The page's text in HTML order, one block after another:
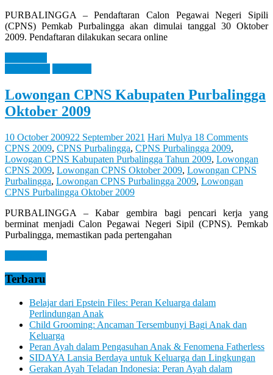
PURBALINGGA – Pendaftaran Calon Pegawai Negeri Sipili
(CPNS) Pemkab Purbalingga akan dimulai tanggal 30 Oktober
2009. Pendaftaran dilakukan secara online
Lowongan CPNS Kabupaten Purbalingga
Oktober 2009
10 October 200922 September 2021 Hari Mulya 18 Comments
CPNS 2009, CPNS Purbalingga, CPNS Purbalingga 2009,
Lowogan CPNS Kabupaten Purbalingga Tahun 2009, Lowongan
CPNS 2009, Lowongan CPNS Oktober 2009, Lowongan CPNS
Purbalingga, Lowongan CPNS Purbalingga 2009, Lowongan
CPNS Purbalingga Oktober 2009
PURBALINGGA – Kabar gembira bagi pencari kerja yang
berminat menjadi Calon Pegawai Negeri Sipil (CPNS). Pemkab
Purbalingga, memastikan pada pertengahan
Terbaru
Belajar dari Epstein Files: Peran Keluarga dalam
Perlindungan Anak
Child Grooming: Ancaman Tersembunyi Bagi Anak dan
Keluarga
Peran Ayah dalam Pengasuhan Anak & Fenomena Fatherless
SIDAYA Lansia Berdaya untuk Keluarga dan Lingkungan
Gerakan Ayah Teladan Indonesia: Peran Ayah dalam